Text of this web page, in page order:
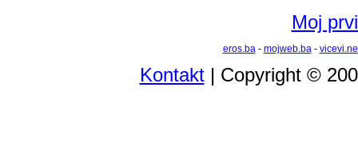
Moj
eros.ba- mojweb.ba-
Kontakt| Copyright ©